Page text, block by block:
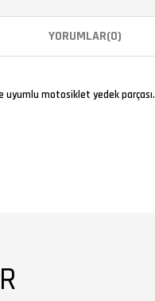
YORUMLAR(0)
uyumlu motosiklet yedek parçası.